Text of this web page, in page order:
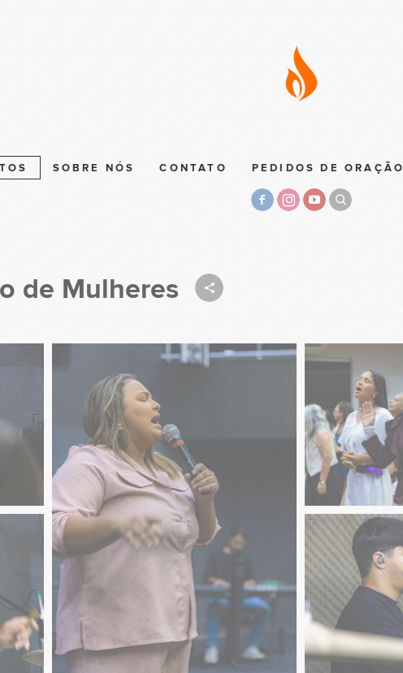
SOBRE NÓS CONTATO PEDIDOS DE ORAÇÃO
de Mulheres